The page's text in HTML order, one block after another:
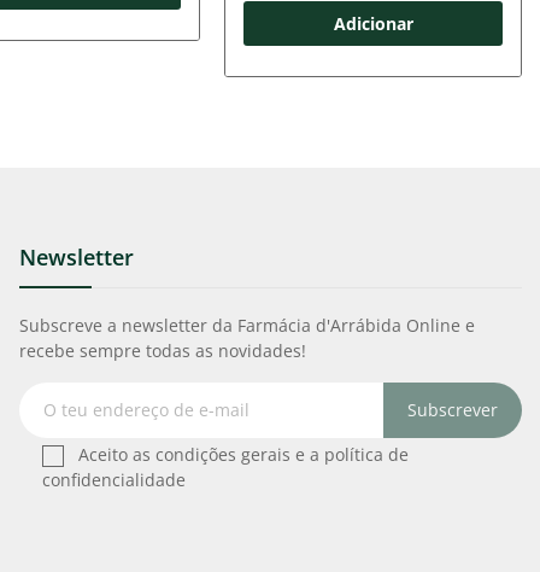
Adicionar
Newsletter
Subscreve a newsletter da Farmácia d'Arrábida Online e
recebe sempre todas as novidades!
Subscrever
Aceito as condições gerais e a política de
confidencialidade